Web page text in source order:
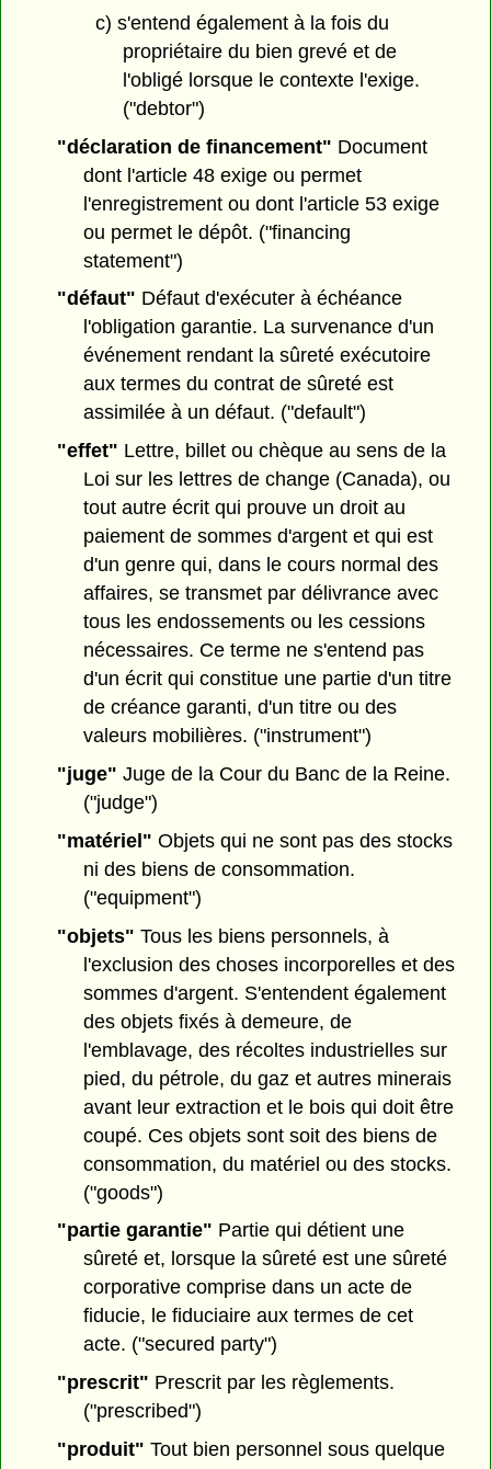
c) s'entend également à la fois du
propriétaire du bien grevé et de
l'obligé lorsque le contexte l'exige.
("debtor")
"déclaration de financement" Document
dont l'article 48 exige ou permet
l'enregistrement ou dont l'article 53 exige
ou permet le dépôt. ("financing
statement")
"défaut" Défaut d'exécuter à échéance
l'obligation garantie. La survenance d'un
événement rendant la sûreté exécutoire
aux termes du contrat de sûreté est
assimilée à un défaut. ("default")
"effet" Lettre, billet ou chèque au sens de la
Loi sur les lettres de change (Canada), ou
tout autre écrit qui prouve un droit au
paiement de sommes d'argent et qui est
d'un genre qui, dans le cours normal des
affaires, se transmet par délivrance avec
tous les endossements ou les cessions
nécessaires. Ce terme ne s'entend pas
d'un écrit qui constitue une partie d'un titre
de créance garanti, d'un titre ou des
valeurs mobilières. ("instrument")
"juge" Juge de la Cour du Banc de la Reine.
("judge")
"matériel" Objets qui ne sont pas des stocks
ni des biens de consommation.
("equipment")
"objets" Tous les biens personnels, à
l'exclusion des choses incorporelles et des
sommes d'argent. S'entendent également
des objets fixés à demeure, de
l'emblavage, des récoltes industrielles sur
pied, du pétrole, du gaz et autres minerais
avant leur extraction et le bois qui doit être
coupé. Ces objets sont soit des biens de
consommation, du matériel ou des stocks.
("goods")
"partie garantie" Partie qui détient une
sûreté et, lorsque la sûreté est une sûreté
corporative comprise dans un acte de
fiducie, le fiduciaire aux termes de cet
acte. ("secured party")
"prescrit" Prescrit par les règlements.
("prescribed")
"produit" Tout bien personnel sous quelque